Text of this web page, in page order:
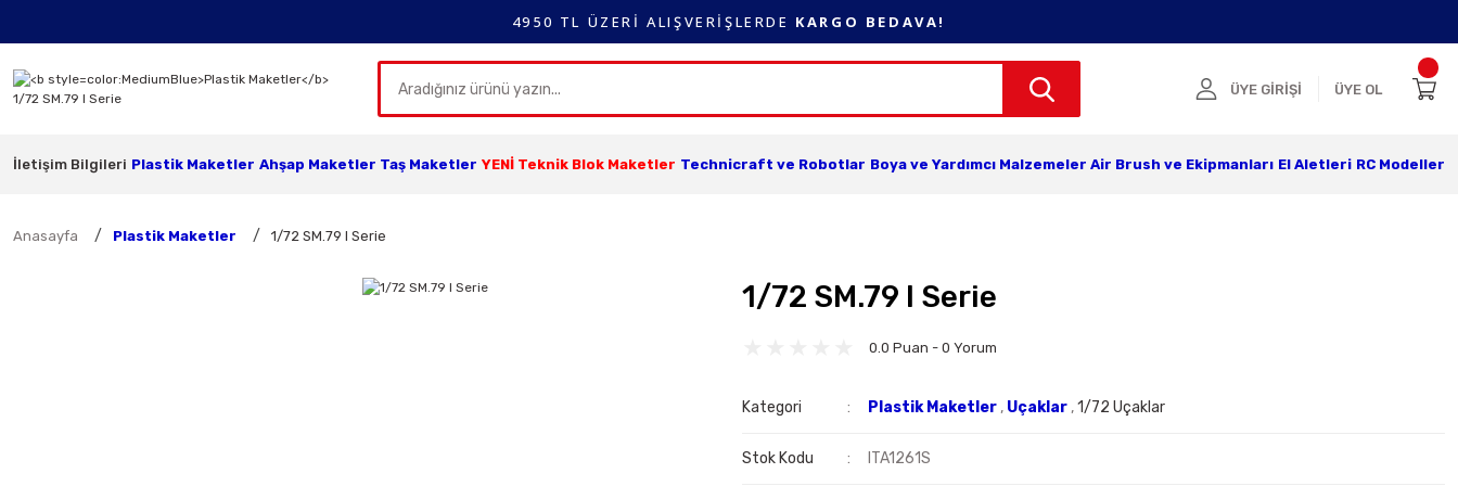
4950 TL ÜZERİ ALIŞVERİŞLERDE KARGO BEDAVA!
ÜYE GİRİŞİ ÜYE OL
İletişim Bilgileri Plastik Maketler Ahşap Maketler Taş Maketler YENİ Teknik Blok Maketler Technicraft ve Robotlar Boya ve Yardımcı Malzemeler Air Brush ve Ekipmanları El Aletleri RC Modeller
Anasayfa Plastik Maketler 1/72 SM.79 I Serie
1/72 SM.79 I Serie
0.0 Puan - 0 Yorum
Kategori Plastik Maketler , Uçaklar ,1/72 Uçaklar
Stok Kodu ITA1261S